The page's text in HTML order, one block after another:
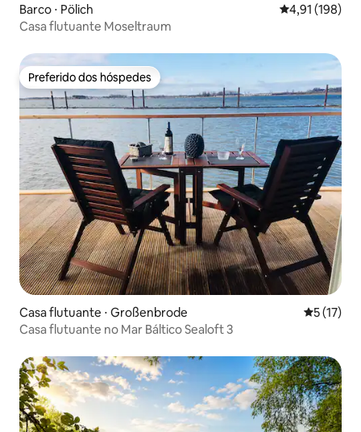
Barco ⋅ Pölich 4,91 de uma
4,91 (198)
Casa flutuante Moseltraum
Preferido dos hóspedes
Preferido dos hóspedes
Casa flutuante ⋅ Großenbrode 5 de uma
5 (17)
Casa flutuante no Mar Báltico Sealoft 3